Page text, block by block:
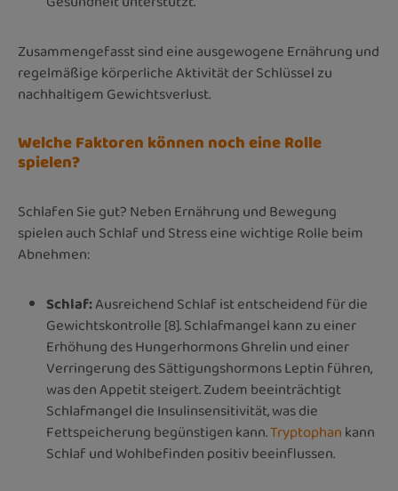
Zusammengefasst sind eine ausgewogene Ernährung und
regelmäßige körperliche Aktivität der Schlüssel zu
nachhaltigem Gewichtsverlust.
Welche Faktoren können noch eine Rolle
spielen?
Schlafen Sie gut? Neben Ernährung und Bewegung
spielen auch Schlaf und Stress eine wichtige Rolle beim
Abnehmen:
Schlaf:Ausreichend Schlaf ist entscheidend für die
Gewichtskontrolle [8]. Schlafmangel kann zu einer
Erhöhung des Hungerhormons Ghrelin und einer
Verringerung des Sättigungshormons Leptin führen,
was den Appetit steigert. Zudem beeinträchtigt
Schlafmangel die Insulinsensitivität, was die
Fettspeicherung begünstigen kann.Tryptophankann
Schlaf und Wohlbefinden positiv beeinflussen.